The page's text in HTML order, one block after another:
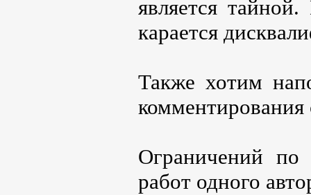
является
карается
Также хотим
комментирования
Ограничений по
работ одного